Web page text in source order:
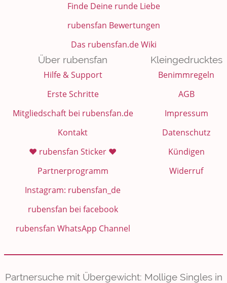
Finde Deine runde Liebe
rubensfan Bewertungen
Das rubensfan.de Wiki
Über rubensfan
Hilfe & Support
Erste Schritte
Mitgliedschaft bei rubensfan.de
Kontakt
❤️ rubensfan Sticker ❤️
Partnerprogramm
Instagram: rubensfan_de
rubensfan bei facebook
rubensfan WhatsApp Channel
Kleingedrucktes
Benimmregeln
AGB
Impressum
Datenschutz
Kündigen
Widerruf
Partnersuche mit Übergewicht: Mollige Singles in